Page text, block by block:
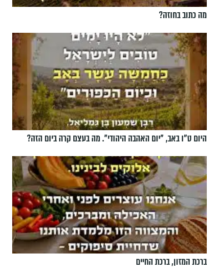
מה כתוב בחוזה?
היום ט"ו באב, ”יום האהבה היהודי". מה בעצם קרה ביום הזה?
ברכת המזון, ברכת החיים